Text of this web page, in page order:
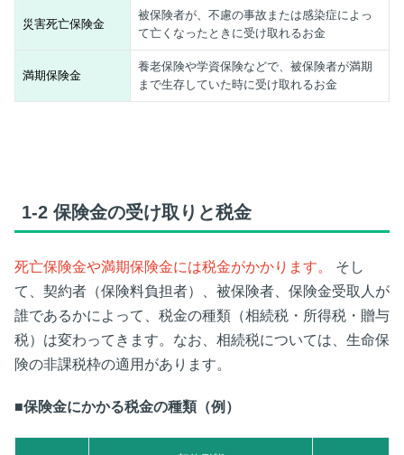
災害死亡保険金
被保険者が、不慮の事故または感染症によっ
て亡くなったときに受け取れるお金
満期保険金
養老保険や学資保険などで、被保険者が満期
まで生存していた時に受け取れるお金
1-2 保険金の受け取りと税金
死亡保険金や満期保険金には税金がかかります。 そし
て、契約者（保険料負担者）、被保険者、保険金受取人が
誰であるかによって、税金の種類（相続税・所得税・贈与
税）は変わってきます。なお、相続税については、生命保
険の非課税枠の適用があります。
■保険金にかかる税金の種類（例）